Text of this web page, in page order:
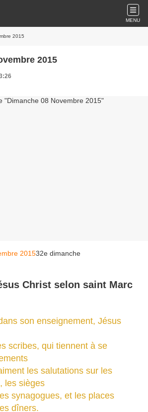
MENU
2015
2015
32e dimanche
Christ selon saint Marc
son enseignement, Jésus
scribes, qui tiennent à se
les salutations sur les
les sièges
synagogues, et les places
dîners.